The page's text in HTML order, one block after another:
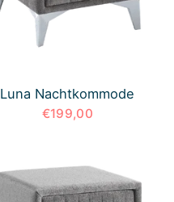
Luna Nachtkommode
€199,00